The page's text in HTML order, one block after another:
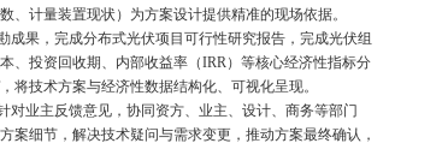
计量装置现状）为方案设计提供精准的现场依据。
果，完成分布式光伏项目可行性研究报告，完成光伏组
、投资回收期、内部收益率（IRR）等核心经济性指标分
将技术方案与经济性数据结构化、可视化呈现。
对业主反馈意见，协同资方、业主、设计、商务等部门
案细节，解决技术疑问与需求变更，推动方案最终确认，